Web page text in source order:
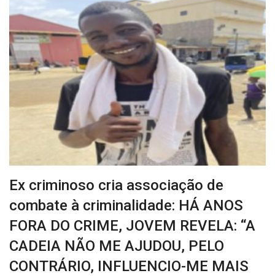
Ex criminoso cria associação de
combate à criminalidade: HÁ ANOS
FORA DO CRIME, JOVEM REVELA: “A
CADEIA NÃO ME AJUDOU, PELO
CONTRÁRIO, INFLUENCIO-ME MAIS